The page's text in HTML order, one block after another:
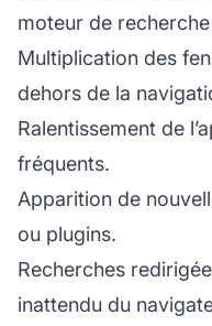
moteur de
Multiplication des
dehors de la
Ralentissement de
fréquents.
Apparition de
ou plugins.
Recherches
inattendu du